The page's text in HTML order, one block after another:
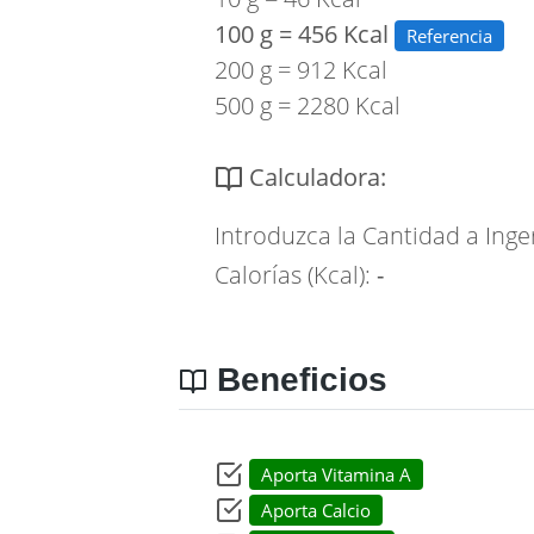
100 g = 456 Kcal
Referencia
200 g = 912 Kcal
500 g = 2280 Kcal
Calculadora:
Introduzca la Cantidad a
Calorías (Kcal): -
Beneficios
Aporta Vitamina A
Aporta Calcio